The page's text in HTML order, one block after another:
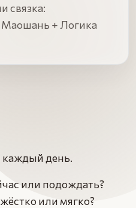
связка:
Маошань + Логика
день.
или подождать?
или мягко?